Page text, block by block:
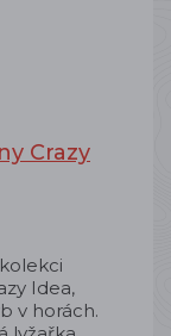
Crazy
Idea,
v horách.